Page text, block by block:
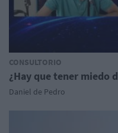
CONSULTORIO
¿Hay que tener miedo
Daniel de Pedro